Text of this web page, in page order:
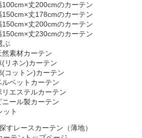
100cm×丈200cmのカーテン
150cm×丈178cmのカーテン
150cm×丈200cmのカーテン
150cm×丈230cmのカーテン
ぶ
然素材カーテン
(リネン)カーテン
(コットン)カーテン
ルベットカーテン
リエステルカーテン
ニール製カーテン
ット
レースカーテン（薄地）